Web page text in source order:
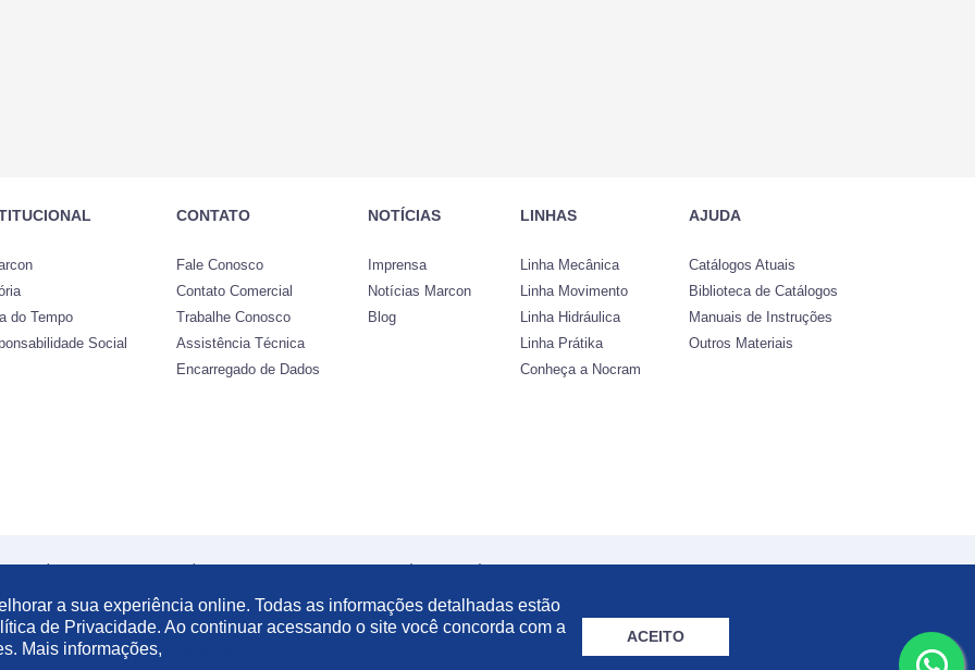
do Tempo
Social
CONTATO
Fale Conosco
Contato Comercial
Trabalhe Conosco
Assistência Técnica
Encarregado de Dados
NOTÍCIAS
Imprensa
Notícias Marcon
Blog
LINHAS
Linha Mecânica
Linha Movimento
Linha Hidráulica
Linha Prátika
Conheça a Nocram
AJUDA
Catálogos Atuais
Biblioteca de Catálogos
Manuais de Instruções
Outros Materiais
| Política de Privacidade | Política de Cookies © 2021 Marcon Indústria Metalúrgica Ltda | 57.211.997/0001-46. Todos os direitos reservados.
a sua experiência online. Todas as informações detalhadas estão
de Privacidade. Ao continuar acessando o site você concorda com a
Mais informações,
ACEITO